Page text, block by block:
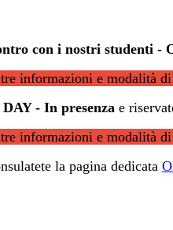
con i nostri studenti -
informazioni e modalità
- In presenza e
informazioni e modalità
la pagina dedicata